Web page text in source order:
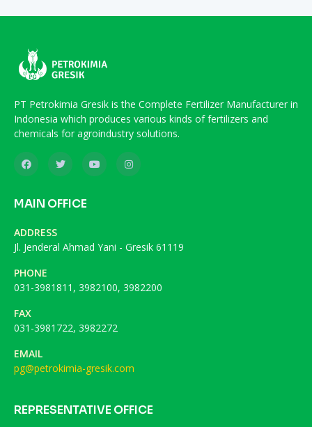
PT Petrokimia Gresik is the Complete Fertilizer Manufacturer in
Indonesia which produces various kinds of fertilizers and
chemicals for agroindustry solutions.
MAIN OFFICE
ADDRESS
Jl. Jenderal Ahmad Yani - Gresik 61119
PHONE
031-3981811, 3982100, 3982200
FAX
031-3981722, 3982272
EMAIL
pg@petrokimia-gresik.com
REPRESENTATIVE OFFICE